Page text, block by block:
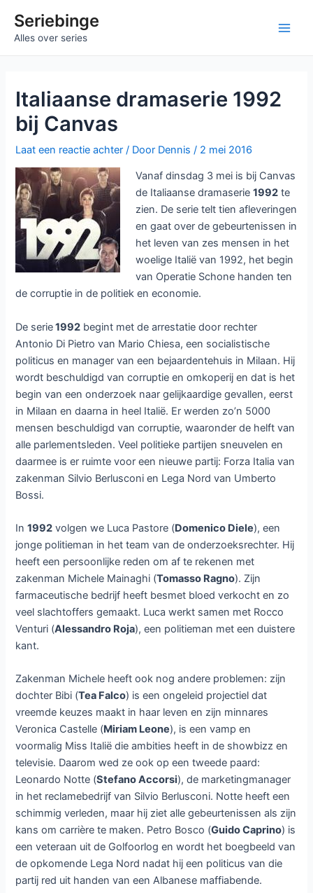
naarSeriebinge
Alles over series
Italiaanse dramaserie 1992
bij Canvas
Laat een reactie achter / Door Dennis/ 2 mei 2016
Vanaf dinsdag 3 mei is bij Canvas
de Italiaanse dramaserie1992 te
zien. De serie telt tien afleveringen
en gaat over de gebeurtenissen in
het leven van zes mensen in het
woelige Italië van 1992, het begin
van Operatie Schone handen ten
de corruptie in de politiek en economie.
De serie1992 begint met de arrestatie door rechter
Antonio Di Pietro van Mario Chiesa, een socialistische
politicus en manager van een bejaardentehuis in Milaan. Hij
wordt beschuldigd van corruptie en omkoperij en dat is het
begin van een onderzoek naar gelijkaardige gevallen, eerst
in Milaan en daarna in heel Italië. Er werden zo’n 5000
mensen beschuldigd van corruptie, waaronder de helft van
alle parlementsleden. Veel politieke partijen sneuvelen en
daarmee is er ruimte voor een nieuwe partij: Forza Italia van
zakenman Silvio Berlusconi en Lega Nord van Umberto
Bossi.
In1992 volgen we Luca Pastore (Domenico Diele), een
jonge politieman in het team van de onderzoeksrechter. Hij
heeft een persoonlijke reden om af te rekenen met
zakenman Michele Mainaghi (Tomasso Ragno). Zijn
farmaceutische bedrijf heeft besmet bloed verkocht en zo
veel slachtoffers gemaakt. Luca werkt samen met Rocco
Venturi (Alessandro Roja), een politieman met een duistere
kant.
Zakenman Michele heeft ook nog andere problemen: zijn
dochter Bibi (Tea Falco) is een ongeleid projectiel dat
vreemde keuzes maakt in haar leven en zijn minnares
Veronica Castelle (Miriam Leone), is een vamp en
voormalig Miss Italië die ambities heeft in de showbizz en
televisie. Daarom wed ze ook op een tweede paard:
Leonardo Notte (Stefano Accorsi), de marketingmanager
in het reclamebedrijf van Silvio Berlusconi. Notte heeft een
schimmig verleden, maar hij ziet alle gebeurtenissen als zijn
kans om carrière te maken. Petro Bosco (Guido Caprino) is
een veteraan uit de Golfoorlog en wordt het boegbeeld van
de opkomende Lega Nord nadat hij een politicus van die
partij red uit handen van een Albanese maffiabende.